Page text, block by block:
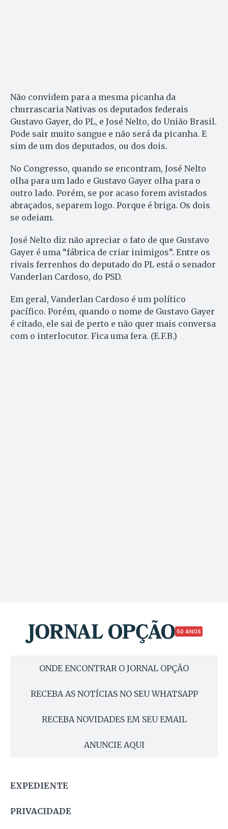
Não convidem para a mesma picanha da
churrascaria Nativas os deputados federais
Gustavo Gayer, do PL, e José Nelto, do União Brasil.
Pode sair muito sangue e não será da picanha. E
sim de um dos deputados, ou dos dois.
No Congresso, quando se encontram, José Nelto
olha para um lado e Gustavo Gayer olha para o
outro lado. Porém, se por acaso forem avistados
abraçados, separem logo. Porque é briga. Os dois
se odeiam.
José Nelto diz não apreciar o fato de que Gustavo
Gayer é uma “fábrica de criar inimigos”. Entre os
rivais ferrenhos do deputado do PL está o senador
Vanderlan Cardoso, do PSD.
Em geral, Vanderlan Cardoso é um político
pacífico. Porém, quando o nome de Gustavo Gayer
é citado, ele sai de perto e não quer mais conversa
com o interlocutor. Fica uma fera. (E.F.B.)
50 ANOS
ONDE ENCONTRAR O JORNAL OPÇÃO
RECEBA AS NOTÍCIAS NO SEU WHATSAPP
RECEBA NOVIDADES EM SEU EMAIL
ANUNCIE AQUI
EXPEDIENTE
PRIVACIDADE